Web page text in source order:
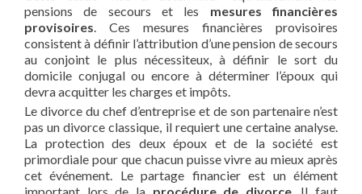
pensions de secours et les mesures financières
provisoires. Ces mesures financières provisoires
consistent à définir l’attribution d’une pension de secours
au conjoint le plus nécessiteux, à définir le sort du
domicile conjugal ou encore à déterminer l’époux qui
devra acquitter les charges et impôts.
Le divorce du chef d’entreprise et de son partenaire n’est
pas un divorce classique, il requiert une certaine analyse.
La protection des deux époux et de la société est
primordiale pour que chacun puisse vivre au mieux après
cet événement. Le partage financier est un élément